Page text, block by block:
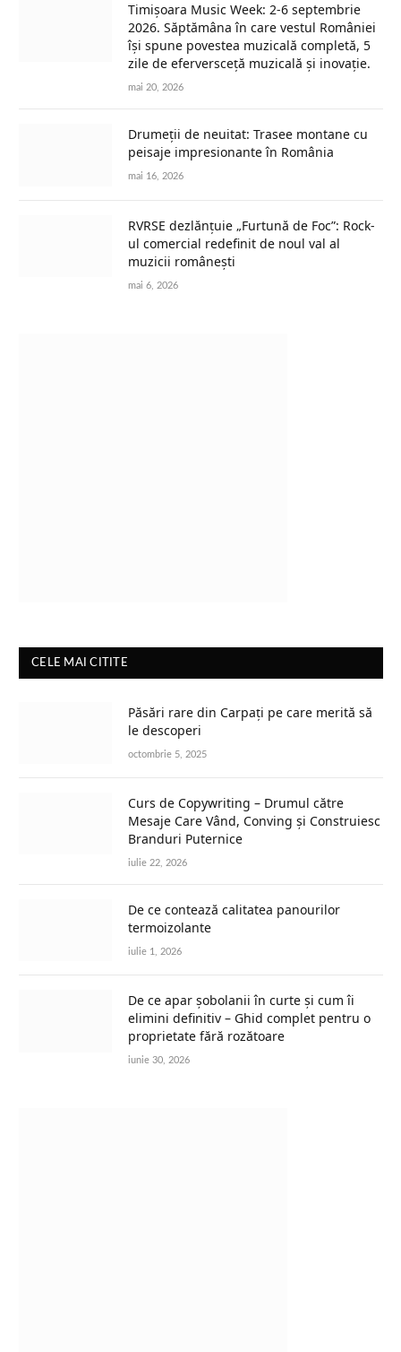
Timișoara Music Week: 2-6 septembrie
2026. Săptămâna în care vestul României
își spune povestea muzicală completă, 5
zile de eferversceță muzicală și inovație.
mai 20, 2026
Drumeții de neuitat: Trasee montane cu
peisaje impresionante în România
mai 16, 2026
RVRSE dezlănțuie „Furtună de Foc”: Rock-
ul comercial redefinit de noul val al
muzicii românești
mai 6, 2026
CELE MAI CITITE
Păsări rare din Carpați pe care merită să
le descoperi
octombrie 5, 2025
Curs de Copywriting – Drumul către
Mesaje Care Vând, Conving și Construiesc
Branduri Puternice
iulie 22, 2026
De ce contează calitatea panourilor
termoizolante
iulie 1, 2026
De ce apar șobolanii în curte și cum îi
elimini definitiv – Ghid complet pentru o
proprietate fără rozătoare
iunie 30, 2026